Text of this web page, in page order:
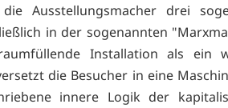
Ausstellungsmacher drei
in der sogenannten
Installation als ein
die Besucher in eine
innere Logik der